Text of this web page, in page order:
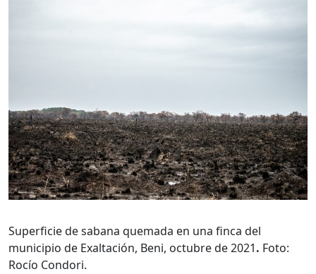
Superficie de sabana quemada en una finca del
municipio de Exaltación, Beni, octubre de 2021. Foto:
Rocío Condori.